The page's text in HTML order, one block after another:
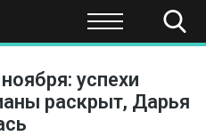
ЭКОНОМИКА НАУКА И
успехи
раскрыт, Дарья